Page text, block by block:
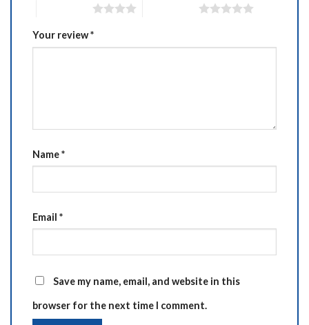
Your review*
Name*
Email *
Save my name, email, and website in this
browser for the next time I comment.